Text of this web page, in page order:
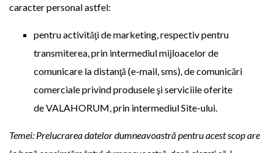
caracter personal astfel:
pentru activităţi de marketing, respectiv pentru
transmiterea, prin intermediul mijloacelor de
comunicare la distanţă (e-mail, sms), de comunicări
comerciale privind produsele şi serviciile oferite
de VALAHORUM, prin intermediul Site-ului.
Temei: Prelucrarea datelor dumneavoastră pentru acest scop are